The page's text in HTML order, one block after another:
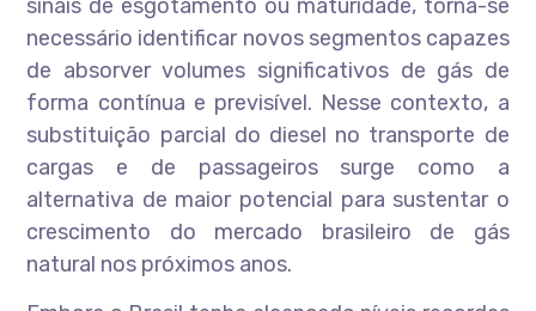
sinais de esgotamento ou maturidade, torna-se
necessário identificar novos segmentos capazes
de absorver volumes significativos de gás de
forma contínua e previsível. Nesse contexto, a
substituição parcial do diesel no transporte de
cargas e de passageiros surge como a
alternativa de maior potencial para sustentar o
crescimento do mercado brasileiro de gás
natural nos próximos anos.